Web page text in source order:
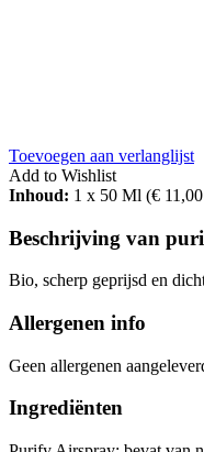
Toevoegen aan verlanglijst
Add to Wishlist
Inhoud: 1 x 50 Ml (€ 11,00
Beschrijving van
Bio, scherp geprijsd en
Allergenen info
Geen allergenen
Ingrediënten